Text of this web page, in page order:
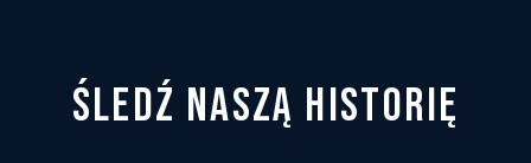
ŚLEDŹ NASZĄ HISTORIĘ